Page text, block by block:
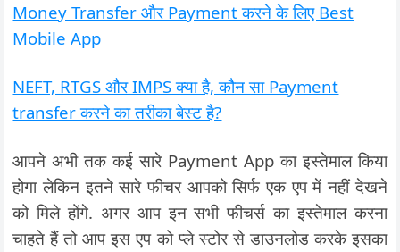
Money Transfer और Payment करने के लिए Best
Mobile App
NEFT, RTGS और IMPS क्या है, कौन सा Payment
transfer करने का तरीका बेस्ट है?
आपने अभी तक कई सारे Payment App का इस्तेमाल किया
होगा लेकिन इतने सारे फीचर आपको सिर्फ एक एप में नहीं देखने
को मिले होंगे. अगर आप इन सभी फीचर्स का इस्तेमाल करना
चाहते हैं तो आप इस एप को प्ले स्टोर से डाउनलोड करके इसका